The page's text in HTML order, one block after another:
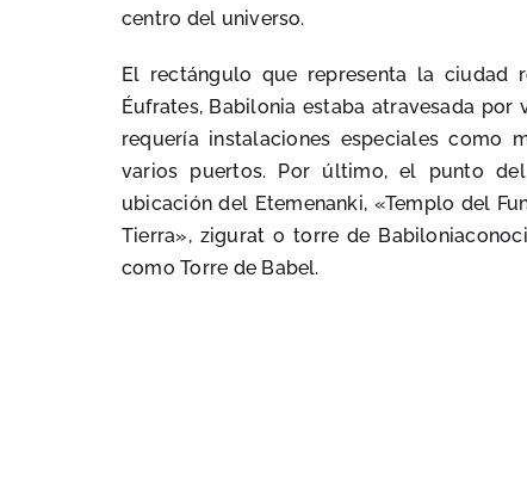
centro del universo.
El rectángulo que representa la ciudad
Éufrates, Babilonia estaba atravesada por
requería instalaciones especiales como
varios puertos. Por último, el punto
ubicación del Etemenanki, «Templo del
Tierra», zigurat o torre de Babilonia
comoTorre de Babel.